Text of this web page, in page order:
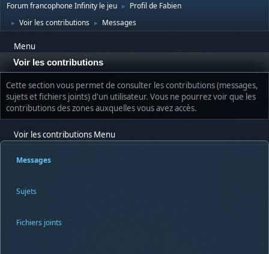
Forum francophone Infinity le jeu ► Profil de Fabien
► Voir les contributions ► Messages
Menu
Voir les contributions
Cette section vous permet de consulter les contributions (messages,
sujets et fichiers joints) d'un utilisateur. Vous ne pourrez voir que les
contributions des zones auxquelles vous avez accès.
Voir les contributions Menu
Messages
Sujets
Fichiers joints